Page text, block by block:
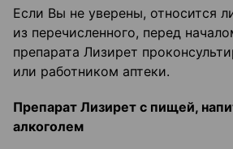
Если Вы не уверены, относится
из перечисленного, перед
препарата Лизирет
или работником аптеки.
Препарат Лизирет с пищей,
алкоголем